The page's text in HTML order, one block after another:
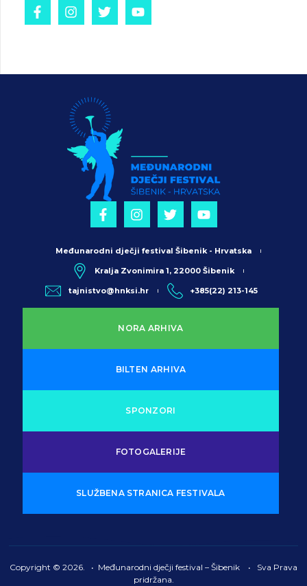
NORA ARHIVA
BILTEN ARHIVA
SPONZORI
FOTOGALERIJE
SLUŽBENA STRANICA FESTIVALA
Međunarodni dječji festival Šibenik - Hrvatska
Kralja Zvonimira 1, 22000 Šibenik
tajnistvo@hnksi.hr +385(22) 213-145
Copyright © 2026. • Međunarodni dječji festival – Šibenik • Sva Prava
pridržana.